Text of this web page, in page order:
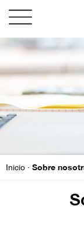
Skip
content
Inicio · Sobre